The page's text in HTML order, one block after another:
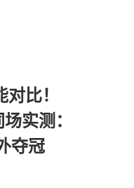
比！
实测：
夺冠